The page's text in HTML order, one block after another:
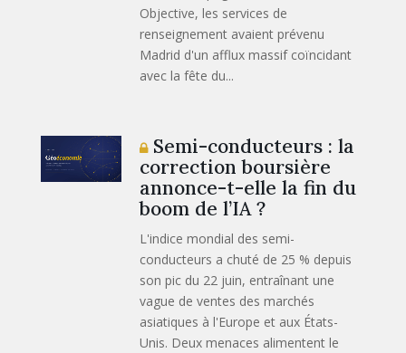
Objective, les services de
renseignement avaient prévenu
Madrid d'un afflux massif coïncidant
avec la fête du...
Semi-conducteurs : la
correction boursière
annonce-t-elle la fin du
boom de l’IA ?
L'indice mondial des semi-
conducteurs a chuté de 25 % depuis
son pic du 22 juin, entraînant une
vague de ventes des marchés
asiatiques à l'Europe et aux États-
Unis. Deux menaces alimentent le